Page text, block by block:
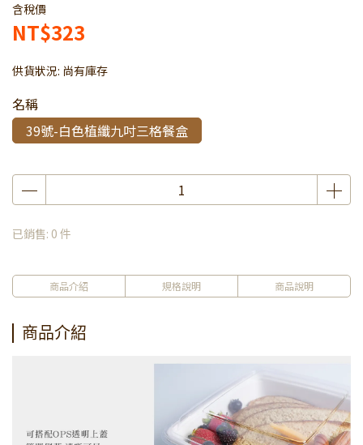
含稅價
NT$323
供貨狀況: 尚有庫存
名稱
39號-白色植纖九吋三格餐盒
已銷售: 0 件
商品介紹 規格說明 商品說明
商品介紹